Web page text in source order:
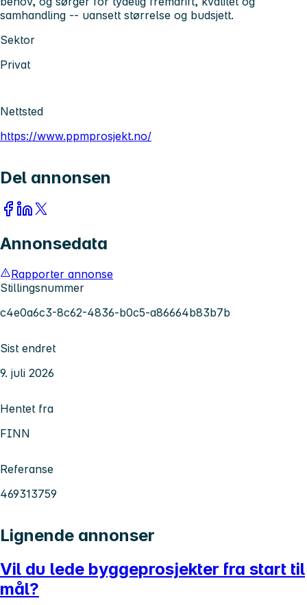
samhandling -- uansett størrelse og budsjett.
Sektor
Privat
Nettsted
https://www.ppmprosjekt.no/
Del annonsen
Annonsedata
Rapporter annonse
Stillingsnummer
c4e0a6c3-8c62-4836-b0c5-a86664b83b7b
Sist endret
9. juli 2026
Hentet fra
FINN
Referanse
469313759
Lignende annonser
Vil du lede byggeprosjekter fra start til
mål?